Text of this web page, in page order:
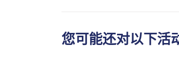
您可能还对以下活